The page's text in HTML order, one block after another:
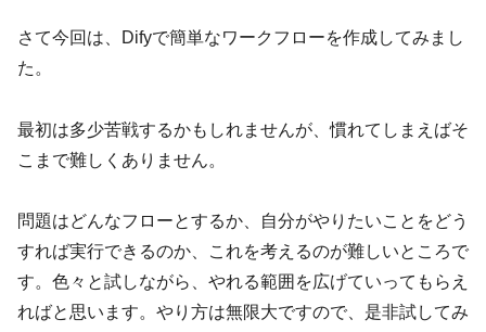
さて今回は、Difyで簡単なワークフローを作成してみまし
た。
最初は多少苦戦するかもしれませんが、慣れてしまえばそ
こまで難しくありません。
問題はどんなフローとするか、自分がやりたいことをどう
すれば実行できるのか、これを考えるのが難しいところで
す。色々と試しながら、やれる範囲を広げていってもらえ
ればと思います。やり方は無限大ですので、是非試してみ